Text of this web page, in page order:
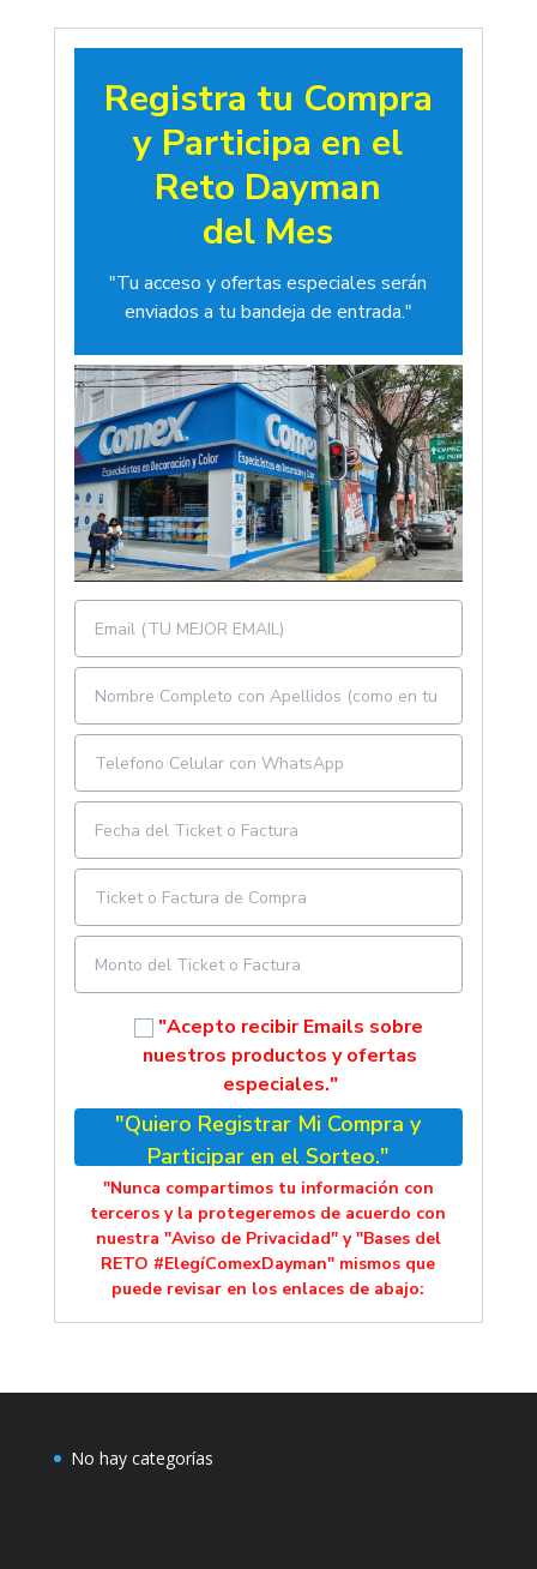
Registra tu Compra
y Participa en el
Reto Dayman
del Mes
"Tu acceso y ofertas especiales serán
enviados a tu bandeja de entrada."
"Acepto recibir Emails sobre
nuestros productos y ofertas
especiales."
"Quiero Registrar Mi Compra y
Participar en el Sorteo."
"Nunca compartimos tu información con
terceros y la protegeremos de acuerdo con
nuestra "Aviso de Privacidad" y "Bases del
RETO #ElegíComexDayman" mismos que
puede revisar en los enlaces de abajo:
No hay categorías